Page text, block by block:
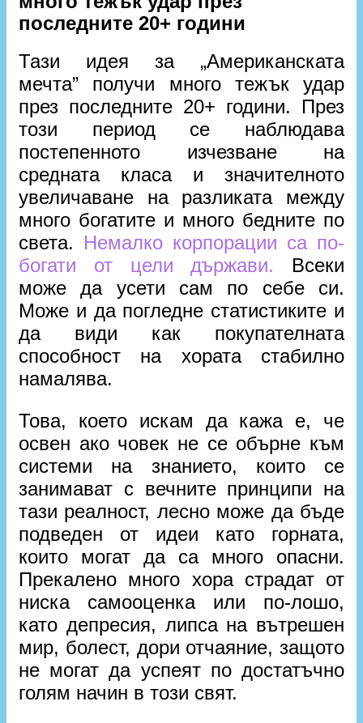
последните 20+ години
Тази идея за „Американската
мечта” получи много тежък удар
през последните 20+ години. През
този период се наблюдава
постепенното изчезване на
средната класа и значителното
увеличаване на разликата между
много богатите и много бедните по
света. Немалко корпорации са по-
богати от цели държави. Всеки
може да усети сам по себе си.
Може и да погледне статистиките и
да види как покупателната
способност на хората стабилно
намалява.
Това, което искам да кажа е, че
освен ако човек не се обърне към
системи на знанието, които се
занимават с вечните принципи на
тази реалност, лесно може да бъде
подведен от идеи като горната,
които могат да са много опасни.
Прекалено много хора страдат от
ниска самооценка или по-лошо,
като депресия, липса на вътрешен
мир, болест, дори отчаяние, защото
не могат да успеят по достатъчно
голям начин в този свят.